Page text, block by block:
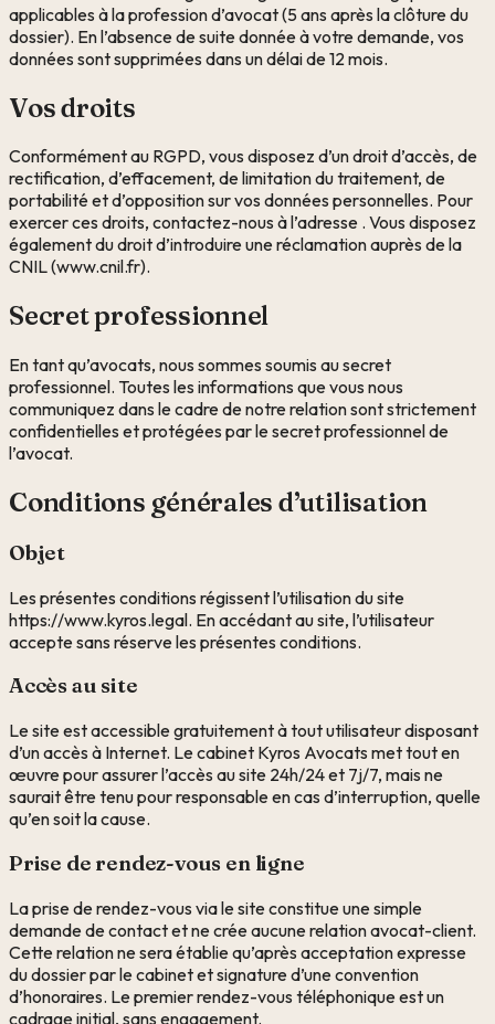
applicables à la profession d’avocat (5 ans après la clôture du
dossier). En l’absence de suite donnée à votre demande, vos
données sont supprimées dans un délai de 12 mois.
Vos droits
Conformément au RGPD, vous disposez d’un droit d’accès, de
rectification, d’effacement, de limitation du traitement, de
portabilité et d’opposition sur vos données personnelles. Pour
exercer ces droits, contactez-nous à l’adresse . Vous disposez
également du droit d’introduire une réclamation auprès de la
CNIL (www.cnil.fr).
Secret professionnel
En tant qu’avocats, nous sommes soumis au secret
professionnel. Toutes les informations que vous nous
communiquez dans le cadre de notre relation sont strictement
confidentielles et protégées par le secret professionnel de
l’avocat.
Conditions générales d’utilisation
Objet
Les présentes conditions régissent l’utilisation du site
https://www.kyros.legal. En accédant au site, l’utilisateur
accepte sans réserve les présentes conditions.
Accès au site
Le site est accessible gratuitement à tout utilisateur disposant
d’un accès à Internet. Le cabinet Kyros Avocats met tout en
œuvre pour assurer l’accès au site 24h/24 et 7j/7, mais ne
saurait être tenu pour responsable en cas d’interruption, quelle
qu’en soit la cause.
Prise de rendez-vous en ligne
La prise de rendez-vous via le site constitue une simple
demande de contact et ne crée aucune relation avocat-client.
Cette relation ne sera établie qu’après acceptation expresse
du dossier par le cabinet et signature d’une convention
d’honoraires. Le premier rendez-vous téléphonique est un
cadrage initial, sans engagement.